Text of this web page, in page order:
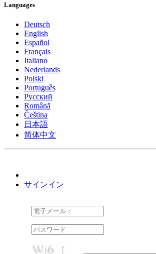
Languages
Deutsch
English
Español
Français
Italiano
Nederlands
Polski
Português
Pусский
Română
Čeština
日本語
简体中文
サインイン